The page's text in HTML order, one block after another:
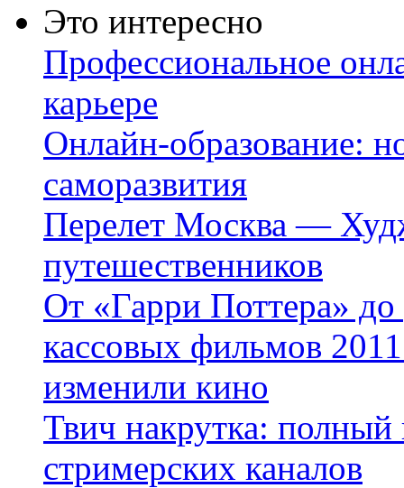
Это интересно
Профессиональное
карьере
Онлайн-образование:
саморазвития
Перелет Москва —
путешественников
От «Гарри Поттера»
кассовых фильмов
изменили кино
Твич накрутка:
стримерских каналов